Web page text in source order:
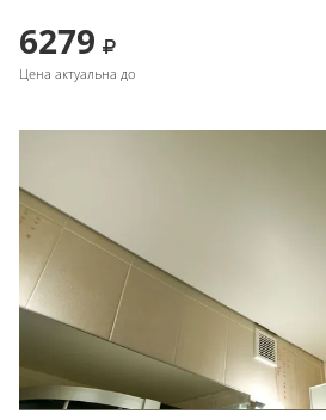
6279
Цена актуальна до